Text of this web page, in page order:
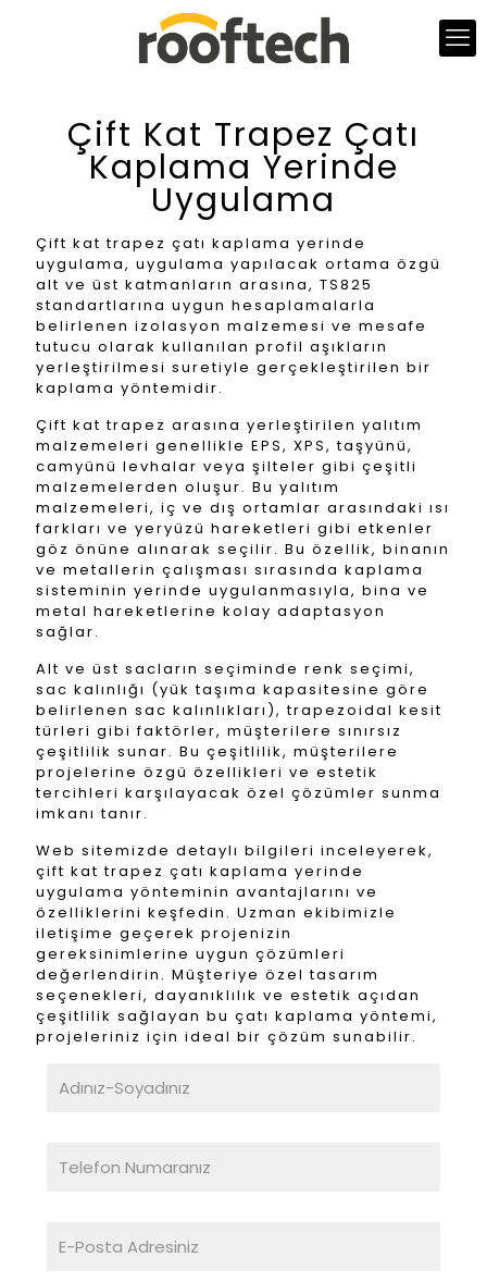
Çift Kat Trapez Çatı
Kaplama Yerinde
Uygulama
Çift kat trapez çatı kaplama yerinde
uygulama, uygulama yapılacak ortama özgü
alt ve üst katmanların arasına, TS825
standartlarına uygun hesaplamalarla
belirlenen izolasyon malzemesi ve mesafe
tutucu olarak kullanılan profil aşıkların
yerleştirilmesi suretiyle gerçekleştirilen bir
kaplama yöntemidir.
Çift kat trapez arasına yerleştirilen yalıtım
malzemeleri genellikle EPS, XPS, taşyünü,
camyünü levhalar veya şilteler gibi çeşitli
malzemelerden oluşur. Bu yalıtım
malzemeleri, iç ve dış ortamlar arasındaki ısı
farkları ve yeryüzü hareketleri gibi etkenler
göz önüne alınarak seçilir. Bu özellik, binanın
ve metallerin çalışması sırasında kaplama
sisteminin yerinde uygulanmasıyla, bina ve
metal hareketlerine kolay adaptasyon
sağlar.
Alt ve üst sacların seçiminde renk seçimi,
sac kalınlığı (yük taşıma kapasitesine göre
belirlenen sac kalınlıkları), trapezoidal kesit
türleri gibi faktörler, müşterilere sınırsız
çeşitlilik sunar. Bu çeşitlilik, müşterilere
projelerine özgü özellikleri ve estetik
tercihleri karşılayacak özel çözümler sunma
imkanı tanır.
Web sitemizde detaylı bilgileri inceleyerek,
çift kat trapez çatı kaplama yerinde
uygulama yönteminin avantajlarını ve
özelliklerini keşfedin. Uzman ekibimizle
iletişime geçerek projenizin
gereksinimlerine uygun çözümleri
değerlendirin. Müşteriye özel tasarım
seçenekleri, dayanıklılık ve estetik açıdan
çeşitlilik sağlayan bu çatı kaplama yöntemi,
projeleriniz için ideal bir çözüm sunabilir.